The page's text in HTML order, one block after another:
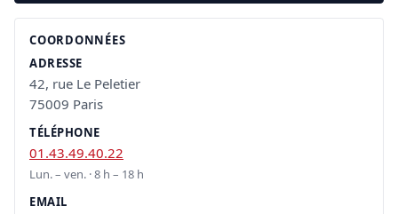
COORDONNÉES
ADRESSE
42, rue Le Peletier
75009 Paris
TÉLÉPHONE
01.43.49.40.22
Lun. – ven. · 8 h – 18 h
EMAIL